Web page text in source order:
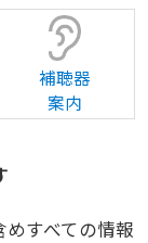
補聴器
案内
すべての情報